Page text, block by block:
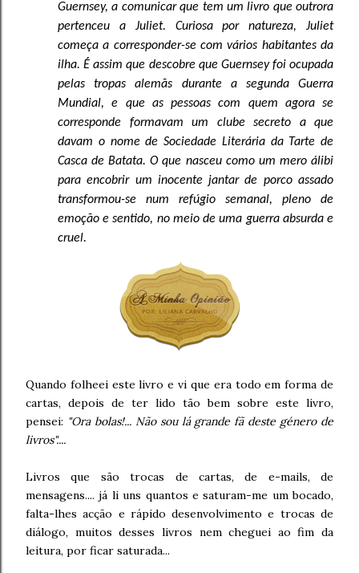
Guernsey, a comunicar que tem um livro que outrora
pertenceu a Juliet. Curiosa por natureza, Juliet
começa a corresponder-se com vários habitantes da
ilha. É assim que descobre que Guernsey foi ocupada
pelas tropas alemãs durante a segunda Guerra
Mundial, e que as pessoas com quem agora se
corresponde formavam um clube secreto a que
davam o nome de Sociedade Literária da Tarte de
Casca de Batata. O que nasceu como um mero álibi
para encobrir um inocente jantar de porco assado
transformou-se num refúgio semanal, pleno de
emoção e sentido, no meio de uma guerra absurda e
cruel.
Quando folheei este livro e vi que era todo em forma de
cartas, depois de ter lido tão bem sobre este livro,
pensei: "Ora bolas!... Não sou lá grande fã deste género de
livros"....
Livros que são trocas de cartas, de e-mails, de
mensagens.... já li uns quantos e saturam-me um bocado,
falta-lhes acção e rápido desenvolvimento e trocas de
diálogo, muitos desses livros nem cheguei ao fim da
leitura, por ficar saturada...